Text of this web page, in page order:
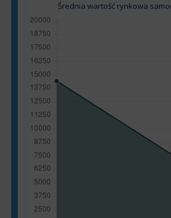
Średnia wartość rynkowa